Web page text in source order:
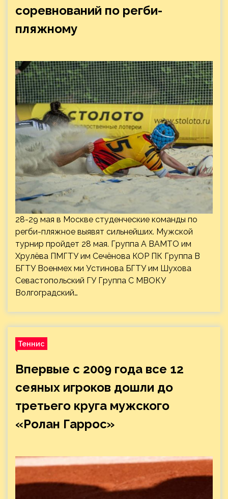
соревнований по регби-
пляжному
28-29 мая в Москве студенческие команды по
регби-пляжное выявят сильнейших. Мужской
турнир пройдет 28 мая. Группа А ВАМТО им
Хрулёва ПМГТУ им Сечёнова КОР ПК Группа В
БГТУ Военмех ми Устинова БГТУ им Шухова
Севастопольский ГУ Группа С МВОКУ
Волгоградский…
Теннис
Впервые с 2009 года все 12
сеяных игроков дошли до
третьего круга мужского
«Ролан Гаррос»